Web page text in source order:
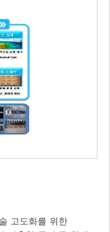
고도화를 위한